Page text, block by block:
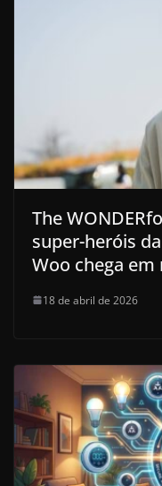
The
super-heróis
Woo chega em
18 de abril de 2026